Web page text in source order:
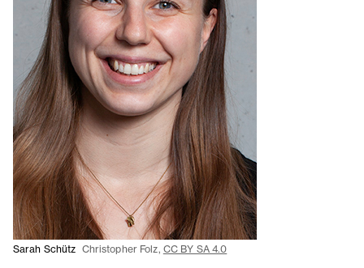
Sarah Schütz Christopher Folz, CC BY SA 4.0